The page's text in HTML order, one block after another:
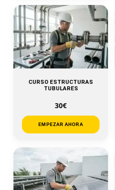
CURSO ESTRUCTURAS
TUBULARES
30€
EMPEZAR AHORA